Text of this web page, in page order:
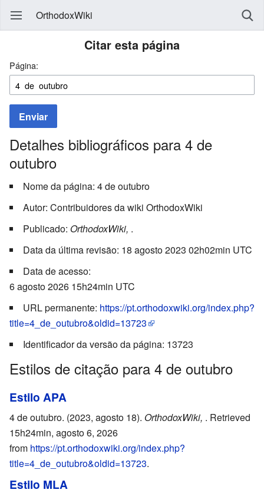
OrthodoxWiki
Citar esta página
Página:
Enviar
Detalhes bibliográficos para 4 de
outubro
Nome da página: 4 de outubro
Autor: Contribuidores da wiki OrthodoxWiki
Publicado: OrthodoxWiki, .
Data da última revisão: 18 agosto 2023 02h02min UTC
Data de acesso:
6 agosto 2026 15h24min UTC
URL permanente: https://pt.orthodoxwiki.org/index.php?
title=4_de_outubro&oldid=13723
Identificador da versão da página: 13723
Estilos de citação para 4 de outubro
Estilo APA
4 de outubro. (2023, agosto 18). OrthodoxWiki, . Retrieved
15h24min, agosto 6, 2026
from https://pt.orthodoxwiki.org/index.php?
title=4_de_outubro&oldid=13723.
Estilo MLA